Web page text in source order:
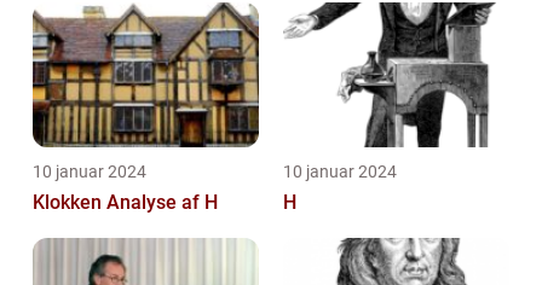
BETYDNINGEN FOR
KUNSTELSKERE OG
SAMLERE
10 januar 2024
Klokken Analyse af H
10 januar 2024
H